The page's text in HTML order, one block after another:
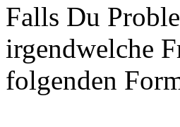
Falls Du
irgendwelche
folgenden